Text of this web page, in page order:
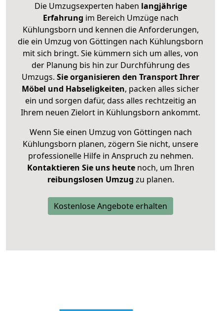
Die Umzugsexperten haben langjährige
Erfahrung im Bereich Umzüge nach
Kühlungsborn und kennen die Anforderungen,
die ein Umzug von Göttingen nach Kühlungsborn
mit sich bringt. Sie kümmern sich um alles, von
der Planung bis hin zur Durchführung des
Umzugs. Sie organisieren den Transport Ihrer
Möbel und Habseligkeiten, packen alles sicher
ein und sorgen dafür, dass alles rechtzeitig an
Ihrem neuen Zielort in Kühlungsborn ankommt.
Wenn Sie einen Umzug von Göttingen nach
Kühlungsborn planen, zögern Sie nicht, unsere
professionelle Hilfe in Anspruch zu nehmen.
Kontaktieren Sie uns heutenoch, um Ihren
reibungslosen Umzug zu planen.
Kostenlose Angebote erhalten